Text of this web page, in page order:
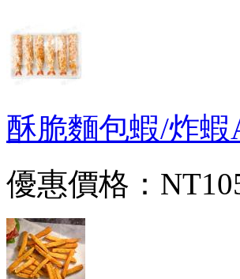
酥脆麵包蝦/炸蝦
優惠價格：